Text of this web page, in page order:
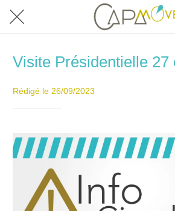
Visite Présidentielle 27
Rédigé le 26/09/2023